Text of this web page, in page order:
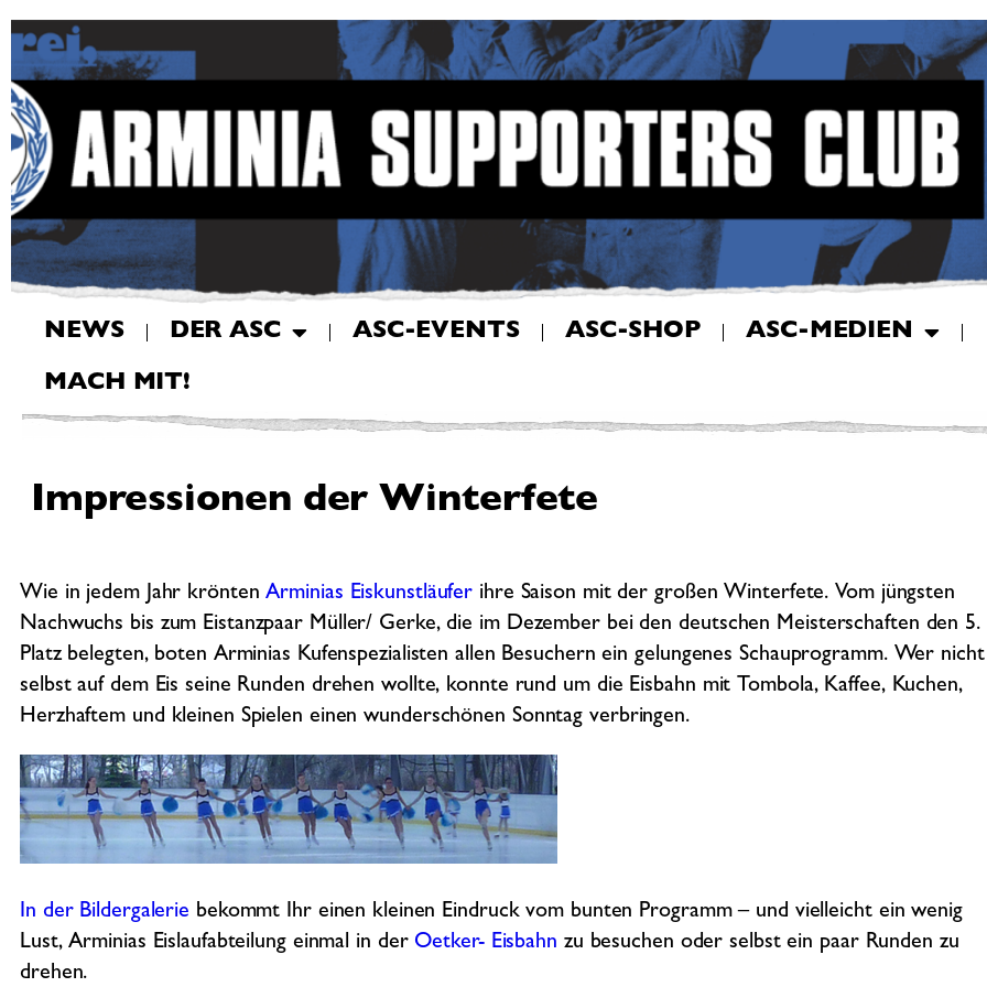
NEWS DER ASC ASC-EVENTS ASC-SHOP ASC-MEDIEN
MACH MIT!
Impressionen der Winterfete
Wie in jedem Jahr kröntenArminias Eiskunstläufer ihre Saison mit der großen Winterfete. Vom jüngsten
Nachwuchs bis zum Eistanzpaar Müller/ Gerke, die im Dezember bei den deutschen Meisterschaften den 5.
Platz belegten, boten Arminias Kufenspezialisten allen Besuchern ein gelungenes Schauprogramm. Wer nicht
selbst auf dem Eis seine Runden drehen wollte, konnte rund um die Eisbahn mit Tombola, Kaffee, Kuchen,
Herzhaftem und kleinen Spielen einen wunderschönen Sonntag verbringen.
In der Bildergalerie bekommt Ihr einen kleinen Eindruck vom bunten Programm – und vielleicht ein wenig
Lust, Arminias Eislaufabteilung einmal in der Oetker- Eisbahn zu besuchen oder selbst ein paar Runden zu
drehen.